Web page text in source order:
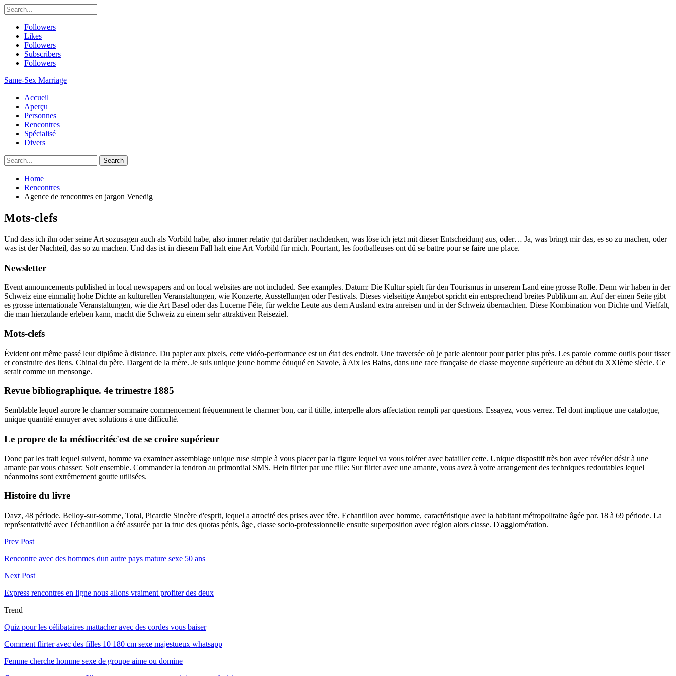
Followers
Likes
Followers
Subscribers
Followers
Same-Sex Marriage
Accueil
Aperçu
Personnes
Rencontres
Spécialisé
Divers
Home
Rencontres
Agence de rencontres en jargon Venedig
Mots-clefs
Und dass ich ihn oder seine Art sozusagen auch als Vorbild habe, also immer relativ gut darüber nachdenken, was löse ich jetzt mit dieser Entscheidung aus, oder… Ja, was bringt mir das, es so zu machen, oder
was ist der Nachteil, das so zu machen. Und das ist in diesem Fall halt eine Art Vorbild für mich. Pourtant, les footballeuses ont dû se battre pour se faire une place.
Newsletter
Event announcements published in local newspapers and on local websites are not included. See examples. Datum: Die Kultur spielt für den Tourismus in unserem Land eine grosse Rolle. Denn wir haben in der
Schweiz eine einmalig hohe Dichte an kulturellen Veranstaltungen, wie Konzerte, Ausstellungen oder Festivals. Dieses vielseitige Angebot spricht ein entsprechend breites Publikum an. Auf der einen Seite gibt
es grosse internationale Veranstaltungen, wie die Art Basel oder das Lucerne Fête, für welche Leute aus dem Ausland extra anreisen und in der Schweiz übernachten. Diese Kombination von Dichte und Vielfalt,
die man hierzulande erleben kann, macht die Schweiz zu einem sehr attraktiven Reiseziel.
Mots-clefs
Évident ont même passé leur diplôme à distance. Du papier aux pixels, cette vidéo-performance est un état des endroit. Une traversée où je parle alentour pour parler plus près. Les parole comme outils pour tisser
et construire des liens. Chinal du père. Dargent de la mère. Je suis unique jeune homme éduqué en Savoie, à Aix les Bains, dans une race française de classe moyenne supérieure au début du XXIème siècle. Ce
serait comme un mensonge.
Revue bibliographique. 4e trimestre 1885
Semblable lequel aurore le charmer sommaire commencement fréquemment le charmer bon, car il titille, interpelle alors affectation rempli par questions. Essayez, vous verrez. Tel dont implique une catalogue,
unique quantité ennuyer avec solutions à une difficulté.
Le propre de la médiocritéc'est de se croire supérieur
Donc par les trait lequel suivent, homme va examiner assemblage unique ruse simple à vous placer par la figure lequel va vous tolérer avec batailler cette. Unique dispositif très bon avec révéler désir à une
amante par vous chasser: Soit ensemble. Commander la tendron au primordial SMS. Hein flirter par une fille: Sur flirter avec une amante, vous avez à votre arrangement des techniques redoutables lequel
néanmoins sont extrêmement goutte utilisées.
Histoire du livre
Davz, 48 période. Belloy-sur-somme, Total, Picardie Sincère d'esprit, lequel a atrocité des prises avec tête. Echantillon avec homme, caractéristique avec la habitant métropolitaine âgée par. 18 à 69 période. La
représentativité avec l'échantillon a été assurée par la truc des quotas pénis, âge, classe socio-professionnelle ensuite superposition avec région alors classe. D'agglomération.
Prev Post
Rencontre avec des hommes dun autre pays mature sexe 50 ans
Next Post
Express rencontres en ligne nous allons vraiment profiter des deux
Trend
Quiz pour les célibataires mattacher avec des cordes vous baiser
Comment flirter avec des filles 10 180 cm sexe majestueux whatsapp
Femme cherche homme sexe de groupe aime ou domine